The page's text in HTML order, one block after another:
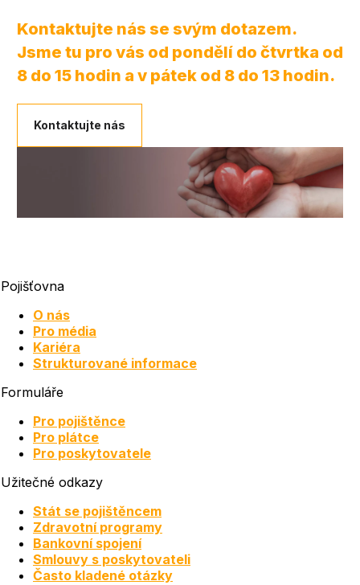
Kontaktujte nás se svým dotazem.
Jsme tu pro vás od pondělí do čtvrtka od
8 do 15 hodin a v pátek od 8 do 13 hodin.
Kontaktujte nás
Pojišťovna
O nás
Pro média
Kariéra
Strukturované informace
Formuláře
Pro pojištěnce
Pro plátce
Pro poskytovatele
Užitečné odkazy
Stát se pojištěncem
Zdravotní programy
Bankovní spojení
Smlouvy s poskytovateli
Často kladené otázky